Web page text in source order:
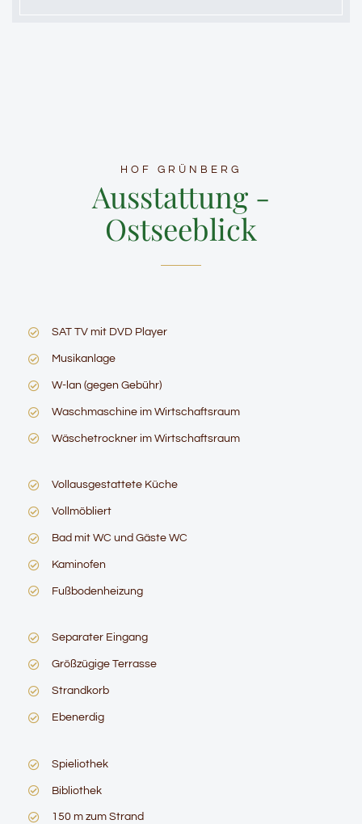
HOF GRÜNBERG
Ausstattung -
Ostseeblick
SAT TV mit DVD Player
Musikanlage
W-lan (gegen Gebühr)
Waschmaschine im Wirtschaftsraum
Wäschetrockner im Wirtschaftsraum
Vollausgestattete Küche
Vollmöbliert
Bad mit WC und Gäste WC
Kaminofen
Fußbodenheizung
Separater Eingang
Größzügige Terrasse
Strandkorb
Ebenerdig
Spieliothek
Bibliothek
150 m zum Strand